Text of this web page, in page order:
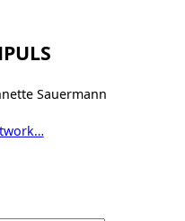
Sauermann